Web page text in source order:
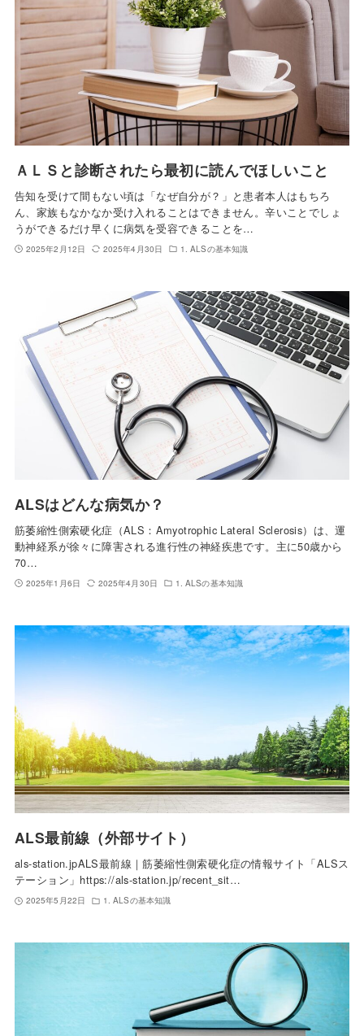
ＡＬＳと診断されたら最初に読んでほしいこと
告知を受けて間もない頃は「なぜ自分が？」と患者本人はもちろ
ん、家族もなかなか受け入れることはできません。辛いことでしょ
うができるだけ早くに病気を受容できることを…
2025年2月12日 2025年4月30日 1. ALSの基本知識
ALSはどんな病気か？
筋萎縮性側索硬化症（ALS：Amyotrophic Lateral Sclerosis）は、運
動神経系が徐々に障害される進行性の神経疾患です。主に50歳から
70…
2025年1月6日 2025年4月30日 1. ALSの基本知識
ALS最前線（外部サイト）
als-station.jpALS最前線｜筋萎縮性側索硬化症の情報サイト「ALSス
テーション」https://als-station.jp/recent_sit…
2025年5月22日 1. ALSの基本知識